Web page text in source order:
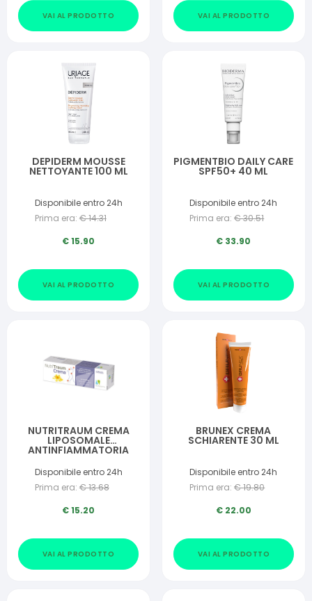
VAI AL PRODOTTO VAI AL PRODOTTO
DEPIDERM MOUSSE
NETTOYANTE 100 ML
Disponibile entro 24h
Prima era: €14.31
€15.90
VAI AL PRODOTTO
PIGMENTBIO DAILY CARE
SPF50+ 40 ML
Disponibile entro 24h
Prima era: €30.51
€ 33.90
VAI AL PRODOTTO
NUTRITRAUM CREMA
LIPOSOMALE
ANTINFIAMMATORIA
Disponibile entro 24h
Prima era: €13.68
€15.20
VAI AL PRODOTTO
BRUNEX CREMA
SCHIARENTE 30 ML
Disponibile entro 24h
Prima era: €19.80
€ 22.00
VAI AL PRODOTTO